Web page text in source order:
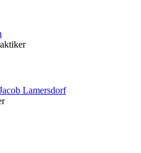
Lamersdorf